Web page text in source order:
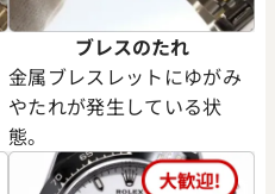
ブレスのたれ
金属ブレスレットにゆがみ
やたれが発生している状
態。